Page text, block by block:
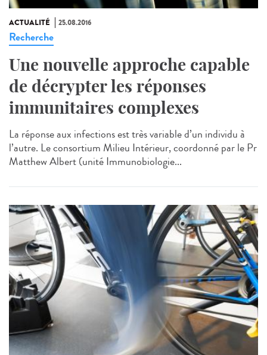
ACTUALITÉ 25.08.2016
Recherche
Une nouvelle approche capable
de décrypter les réponses
immunitaires complexes
La réponse aux infections est très variable d’un individu à
l’autre. Le consortium Milieu Intérieur, coordonné par le Pr
Matthew Albert (unité Immunobiologie...